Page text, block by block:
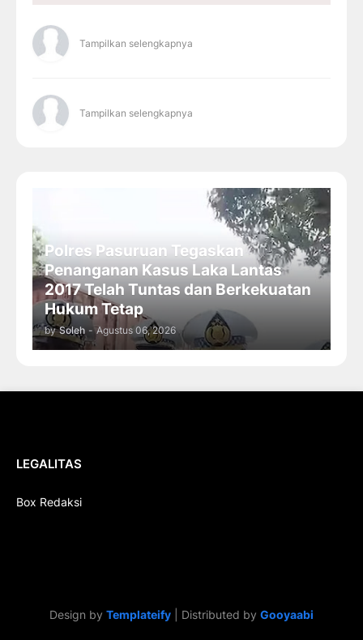
Tampilkan selengkapnya
Tampilkan selengkapnya
Polres Pasuruan Tegaskan
Penanganan Kasus Laka Lantas
2017 Telah Tuntas dan Berkekuatan
Hukum Tetap
by Soleh - Agustus 06, 2026
LEGALITAS
Box Redaksi
Design by Templateify | Distributed by Gooyaabi